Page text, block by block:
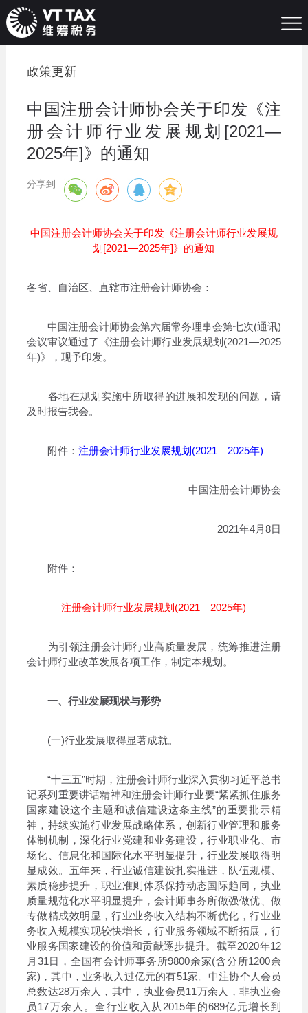
政策更新
中国注册会计师协会关于印发《注
册会计师行业发展规划[2021—
2025年]》的通知
分享到
中国注册会计师协会关于印发《注册会计师行业发展规
划[2021—2025年]》的通知
各省、自治区、直辖市注册会计师协会：
中国注册会计师协会第六届常务理事会第七次(通讯)
会议审议通过了《注册会计师行业发展规划(2021—2025
年)》，现予印发。
各地在规划实施中所取得的进展和发现的问题，请
及时报告我会。
附件： 注册会计师行业发展规划(2021—2025年)
中国注册会计师协会
2021年4月8日
附件：
注册会计师行业发展规划(2021—2025年)
为引领注册会计师行业高质量发展，统筹推进注册
会计师行业改革发展各项工作，制定本规划。
一、行业发展现状与形势
(一)行业发展取得显著成就。
“十三五”时期，注册会计师行业深入贯彻习近平总书
记系列重要讲话精神和注册会计师行业要“紧紧抓住服务
国家建设这个主题和诚信建设这条主线”的重要批示精
神，持续实施行业发展战略体系，创新行业管理和服务
体制机制，深化行业党建和业务建设，行业职业化、市
场化、信息化和国际化水平明显提升，行业发展取得明
显成效。五年来，行业诚信建设扎实推进，队伍规模、
素质稳步提升，职业准则体系保持动态国际趋同，执业
质量规范化水平明显提升，会计师事务所做强做优、做
专做精成效明显，行业业务收入结构不断优化，行业业
务收入规模实现较快增长，行业服务领域不断拓展，行
业服务国家建设的价值和贡献逐步提升。截至2020年12
月31日，全国有会计师事务所9800余家(含分所1200余
家)，其中，业务收入过亿元的有51家。中注协个人会员
总数达28万余人，其中，执业会员11万余人，非执业会
员17万余人。全行业收入从2015年的689亿元增长到